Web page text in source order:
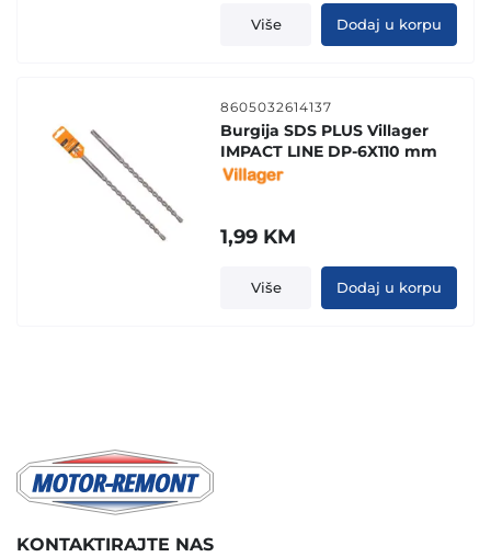
Više Dodaj u korpu
8605032614137
Burgija SDS PLUS Villager
IMPACT LINE DP-6X110 mm
1,99 KM
Više Dodaj u korpu
KONTAKTIRAJTE NAS